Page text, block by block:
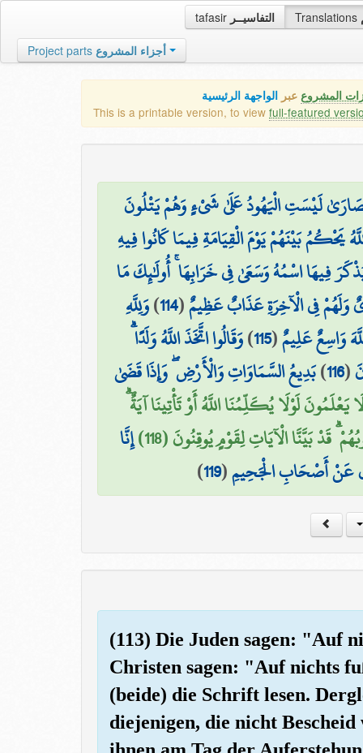
tafasir التفاسيــر Translations
Project parts أجزاء المشروع
المشروع عبر الواجهة الرئيسية
This is a printable version, to view full-featured
لَيْسَتِ الْيَهُودُ عَلَىٰ شَيْءٍ وَهُمْ يَتْلُونَ
بَيْنَهُمْ يَوْمَ الْقِيَامَةِ فِيمَا كَانُوا فِيهِ
فِيهَا اسْمُهُ وَسَعَىٰ فِي خَرَابِهَا ۚ أُولَٰئِكَ مَا
وَلَهُمْ فِي الْآخِرَةِ عَذَابٌ عَظِيمٌ(
114
)وَلِلَّهِ
وَاسِعٌ عَلِيمٌ(
115
)وَقَالُوا اتَّخَذَ اللَّهُ وَلَدًا ۗ
(
116
)بَدِيعُ السَّمَاوَاتِ وَالْأَرْضِ ۖ وَإِذَا قَضَىٰ
يَعْلَمُونَ لَوْلَا يُكَلِّمُنَا اللَّهُ أَوْ تَأْتِينَا آيَةٌ
بَيَّنَّا الْآيَاتِ لِقَوْمٍ يُوقِنُونَ (118)
إِنَّا
عَنْ أَصْحَابِ الْجَحِيمِ(
119
)
(113) Die Juden sagen: "Auf
Christen sagen: "Auf nichts
(beide) die Schrift lesen.
diejenigen, die nicht